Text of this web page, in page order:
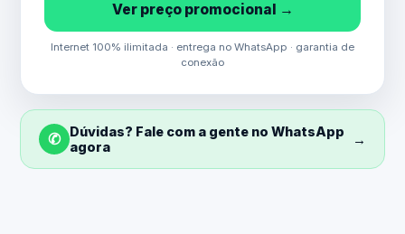
Ver preço promocional →
Internet 100% ilimitada · entrega no WhatsApp · garantia de
conexão
✆
Dúvidas? Fale com a gente no WhatsApp
agora
→